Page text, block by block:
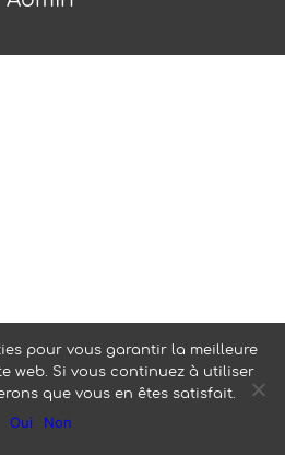
pour vous garantir la meilleure
web. Si vous continuez à utiliser
que vous en êtes satisfait.
Oui Non